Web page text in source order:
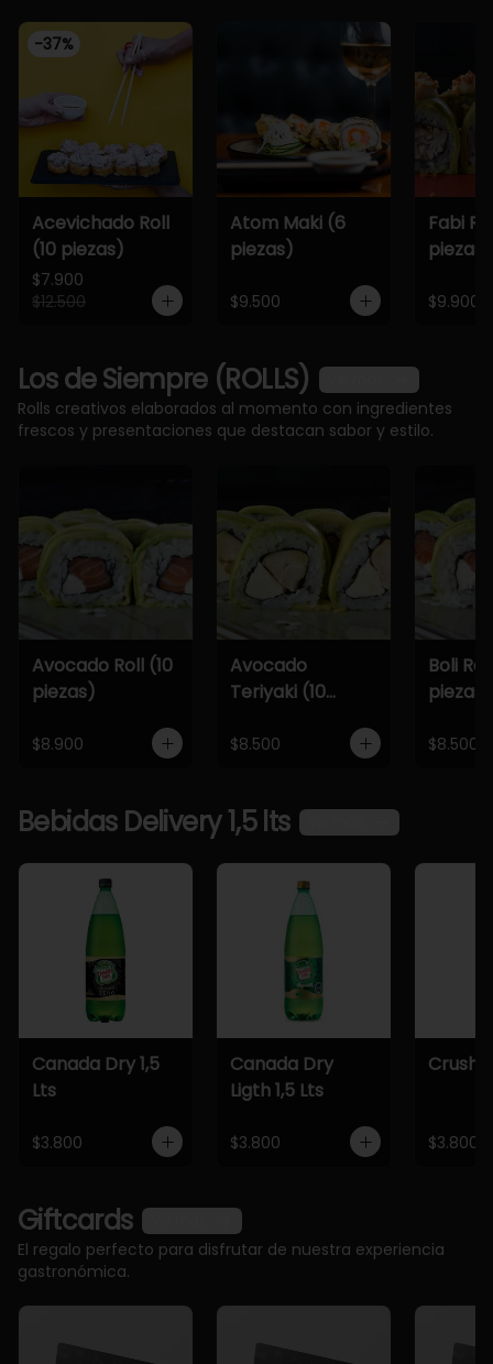
-37%
Acevichado Roll
(10 piezas)
$7.900
$12.500
Atom Maki (6
piezas)
$9.500
Fabi
piezas)
$9.900
Los de Siempre (ROLLS)
Rolls creativos elaborados al momento con ingredientes
frescos y presentaciones que destacan sabor y estilo.
Avocado Roll (10
piezas)
$8.900
Avocado
Teriyaki (10
$8.500
Boli
piezas)
$8.500
Bebidas Delivery 1,5 lts
Canada Dry 1,5
Lts
$3.800
Canada Dry
Ligth 1,5 Lts
$3.800
Crush
$3.800
Giftcards
El regalo perfecto para disfrutar de nuestra experiencia
gastronómica.